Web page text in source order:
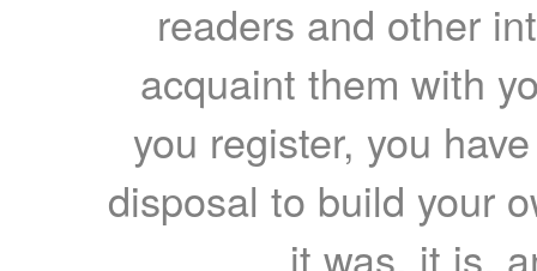
readers and other
acquaint them with
you register, you
disposal to build your
it was, it is,